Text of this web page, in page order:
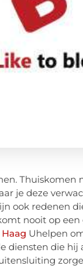
je deze
ook redenen
nooit op
Uhelpen
diensten die